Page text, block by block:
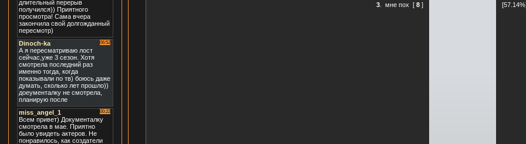
3. мне пох [ 8]